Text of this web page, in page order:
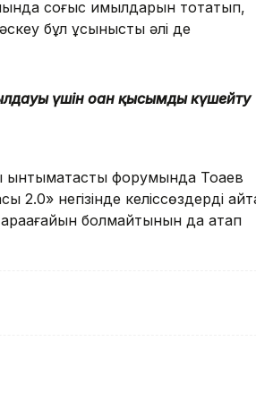
соғыс қимылдарын тоқтатып,
бұл ұсынысты әлі де
үшін оған қысымды күшейту
форумында Тоқаев
негізінде келіссөздерді
араағайын болмайтынын да атап